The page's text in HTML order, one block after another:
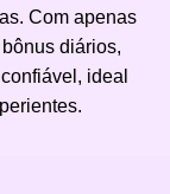
Com apenas
diários,
ideal